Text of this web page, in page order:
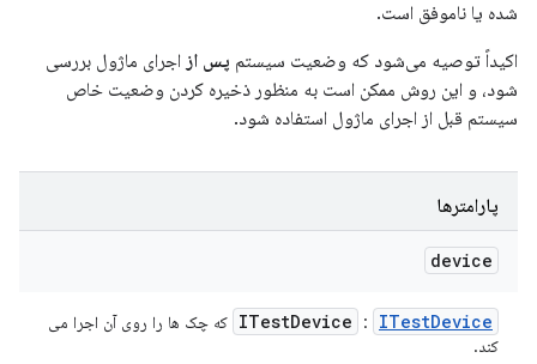
شده یا ناموفق است.
اکیداً توصیه می‌شود که وضعیت سیستم پس از اجرای ماژول بررسی
شود، و این روش ممکن است به منظور ذخیره کردن وضعیت خاص
سیستم قبل از اجرای ماژول استفاده شود.
پارامترها
device
ITestDevice : ITestDevice
که چک ها را روی آن اجرا می
کند.